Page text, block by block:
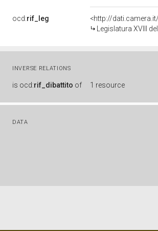
ocd:rif_leg
<http://
Legislatura XVIII
INVERSE RELATIONS
is ocd:rif_dibattito of 1 resource
DATA